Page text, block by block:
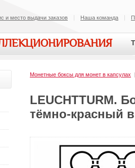
и место выдачи заказов Наша команда
Монетные боксы для монет в капсулах
LEUCHTTURM.
тёмно-красный